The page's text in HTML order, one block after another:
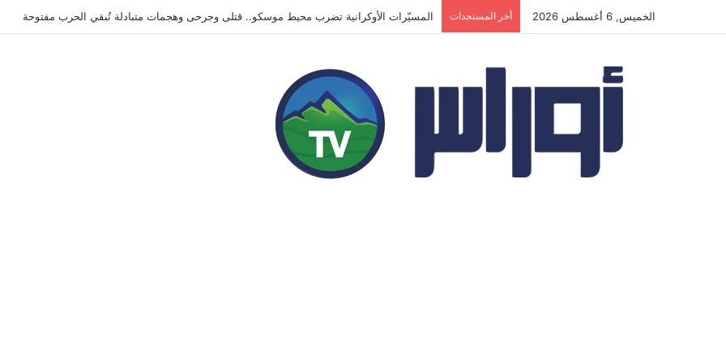
الخميس, 6 أغسطس 2026 أخر المستجدات غرب ليبيا على صفيح ساخن.. فرار جماعي من سجن صرمان واشتباكات تهدد شريان النفط